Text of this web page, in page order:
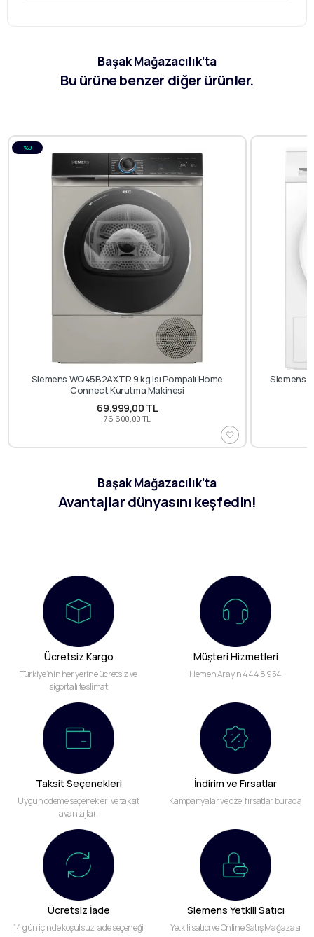
Başak Mağazacılık’ta
Bu ürüne benzer diğer ürünler.
%9
Siemens WQ45B2AXTR 9 kg Isı Pompalı Home
Connect Kurutma Makinesi
69.999,00 TL
76.600,00 TL
Siemens
Başak Mağazacılık’ta
Avantajlar dünyasını keşfedin!
Ücretsiz Kargo
Türkiye’nin her yerine ücretsiz ve
sigortalı teslimat
Müşteri Hizmetleri
Hemen Arayın 444 8 954
Taksit Seçenekleri
Uygun ödeme seçenekleri ve taksit
avantajları
İndirim ve Fırsatlar
Kampanyalar ve özel fırsatlar burada
Ücretsiz İade
14 gün içinde koşulsuz iade seçeneği
Siemens Yetkili Satıcı
Yetkili satıcı ve Online Satış Mağazası